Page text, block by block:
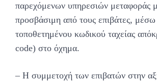
παρεχόμενων υπηρεσιών μεταφοράς
προσβάσιμη από τους επιβάτες, μέσω
τοποθετημένου κωδικού ταχείας
code) στο όχημα.
– Η συμμετοχή των επιβατών στην